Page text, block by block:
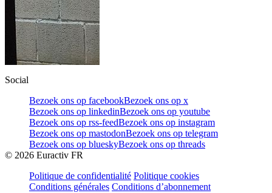
Social
Bezoek ons op facebookBezoek ons op x
Bezoek ons op linkedinBezoek ons op youtube
Bezoek ons op rss-feedBezoek ons op instagram
Bezoek ons op mastodonBezoek ons op telegram
Bezoek ons op blueskyBezoek ons op threads
© 2026 Euractiv FR
Politique de confidentialité Politique cookies
Conditions générales Conditions d’abonnement